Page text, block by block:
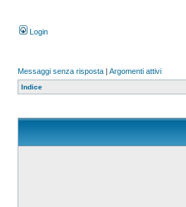
Login
Messaggi senza risposta | Argomenti attivi
Indice